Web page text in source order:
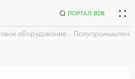
ПОРТАЛ B2B
оборудование